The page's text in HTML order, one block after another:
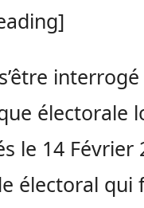
électorale
le 14 Février
électoral qui